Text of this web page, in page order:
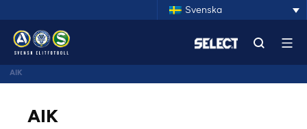
Svenska
AIK
AIK